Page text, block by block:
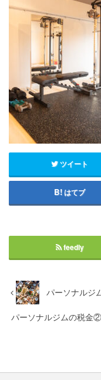
ツイート
はてブ
feedly
パーソナルジ
パーソナルジムの税金